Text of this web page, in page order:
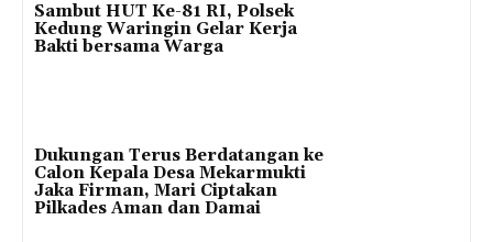
Sambut HUT Ke-81 RI, Polsek
Kedung Waringin Gelar Kerja
Bakti bersama Warga
Dukungan Terus Berdatangan ke
Calon Kepala Desa Mekarmukti
Jaka Firman, Mari Ciptakan
Pilkades Aman dan Damai